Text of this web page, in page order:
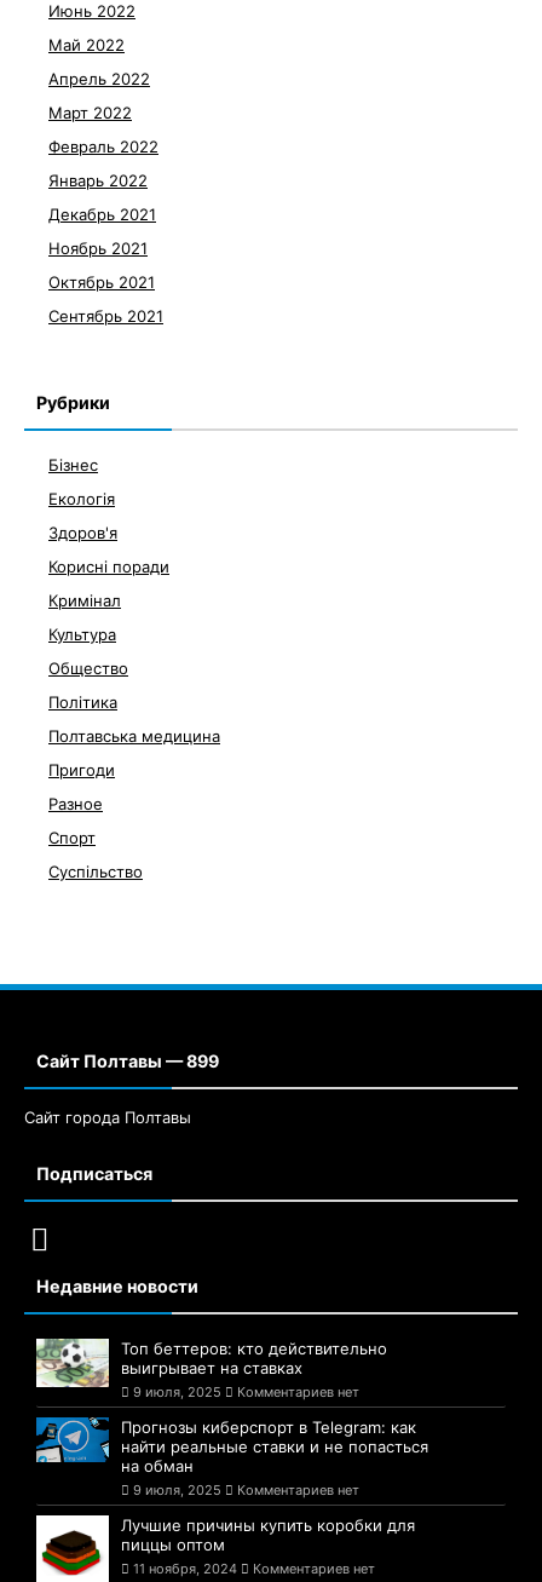
Июнь 2022
Май 2022
Апрель 2022
Март 2022
Февраль 2022
Январь 2022
Декабрь 2021
Ноябрь 2021
Октябрь 2021
Сентябрь 2021
Рубрики
Бізнес
Екологія
Здоров'я
Корисні поради
Кримінал
Культура
Общество
Політика
Полтавська медицина
Пригоди
Разное
Спорт
Суспільство
Сайт Полтавы — 899
Сайт города Полтавы
Подписаться
Недавние новости
Топ беттеров: кто действительно
выигрывает на ставках
9 июля, 2025 Комментариев нет
Прогнозы киберспорт в Telegram: как
найти реальные ставки и не попасться
на обман
9 июля, 2025 Комментариев нет
Лучшие причины купить коробки для
пиццы оптом
11 ноября, 2024 Комментариев нет